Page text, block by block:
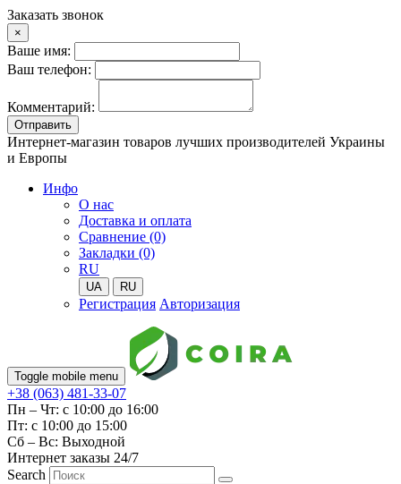
Заказать звонок
×
Ваше имя:
Ваш телефон:
Комментарий:
Отправить
Интернет-магазин товаров лучших производителей Украины
и Европы
Инфо
О нас
Доставка и оплата
Сравнение (0)
Закладки (0)
RU
UA RU
Регистрация Авторизация
Toggle mobile menu
+38 (063) 481-33-07
Пн – Чт: с 10:00 до 16:00
Пт: с 10:00 до 15:00
Сб – Вс: Выходной
Интернет заказы 24/7
Search